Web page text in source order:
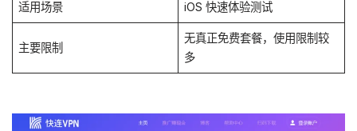
适用场景 iOS 快速体验测试
主要限制
无真正免费套餐，使用限制较
多